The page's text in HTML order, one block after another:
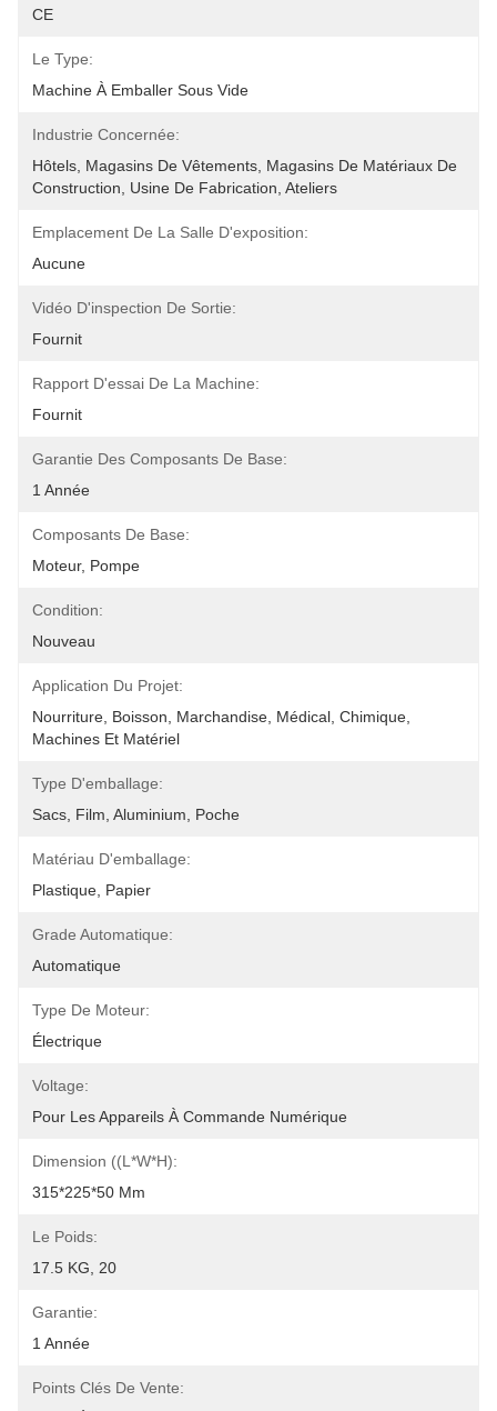
CE
Le Type:
Machine À Emballer Sous Vide
Industrie Concernée:
Hôtels, Magasins De Vêtements, Magasins De Matériaux De
Construction, Usine De Fabrication, Ateliers
Emplacement De La Salle D'exposition:
Aucune
Vidéo D'inspection De Sortie:
Fournit
Rapport D'essai De La Machine:
Fournit
Garantie Des Composants De Base:
1 Année
Composants De Base:
Moteur, Pompe
Condition:
Nouveau
Application Du Projet:
Nourriture, Boisson, Marchandise, Médical, Chimique,
Machines Et Matériel
Type D'emballage:
Sacs, Film, Aluminium, Poche
Matériau D'emballage:
Plastique, Papier
Grade Automatique:
Automatique
Type De Moteur:
Électrique
Voltage:
Pour Les Appareils À Commande Numérique
Dimension ((L*W*H):
315*225*50 Mm
Le Poids:
17.5 KG, 20
Garantie:
1 Année
Points Clés De Vente: